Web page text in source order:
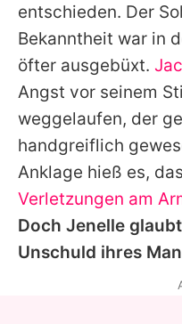
Utiq
entschieden. Der
Bekanntheit war in
öfter ausgebüxt.
Angst vor seinem
weggelaufen, der
handgreiflich
Anklage hieß es,
Verletzungen am
Doch Jenelle
Unschuld ihres